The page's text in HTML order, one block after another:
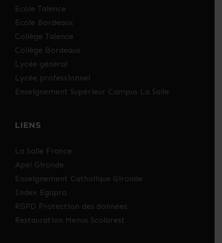
Ecole Talence
Ecole Bordeaux
Collège Talence
Collège Bordeaux
Lycée général
Lycée professionnel
Enseignement Supérieur Campus La Salle
LIENS
La Salle France
Apel Gironde
Enseignement Catholique Gironde
Index Egapro
RGPD Protection des données
Restauration Menus Scolarest